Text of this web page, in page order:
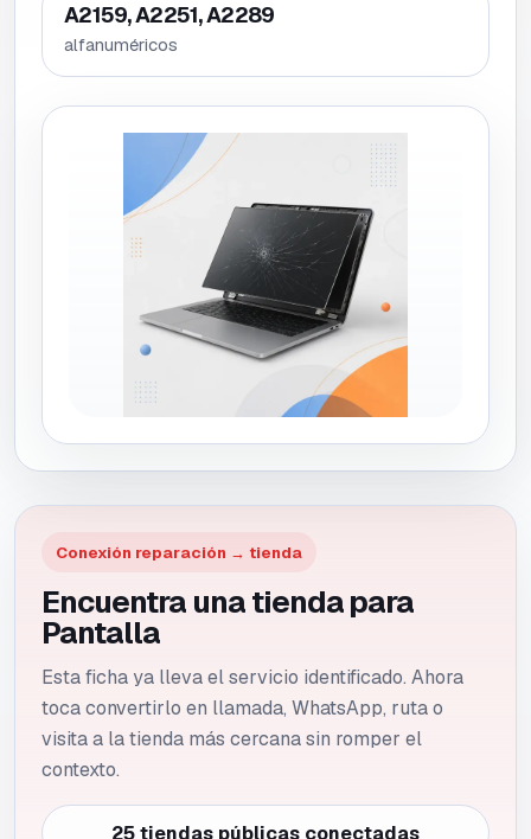
A2159, A2251, A2289
alfanuméricos
Conexión reparación → tienda
Encuentra una tienda para
Pantalla
Esta ficha ya lleva el servicio identificado. Ahora
toca convertirlo en llamada, WhatsApp, ruta o
visita a la tienda más cercana sin romper el
contexto.
25 tiendas públicas conectadas